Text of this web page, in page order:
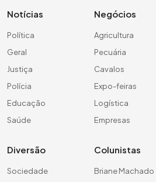
Notícias
Política
Geral
Justiça
Polícia
Educação
Saúde
Negócios
Agricultura
Pecuária
Cavalos
Expo-feiras
Logística
Empresas
Diversão
Sociedade
Colunistas
Briane Machado